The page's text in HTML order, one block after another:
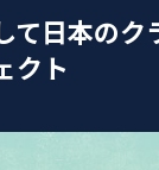
て日本の
クト